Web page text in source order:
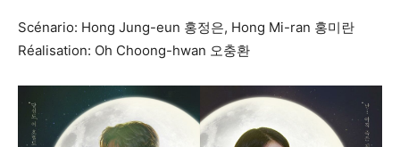
Scénario: Hong Jung-eun 홍정은, Hong Mi-ran 홍미란
Réalisation: Oh Choong-hwan 오충환